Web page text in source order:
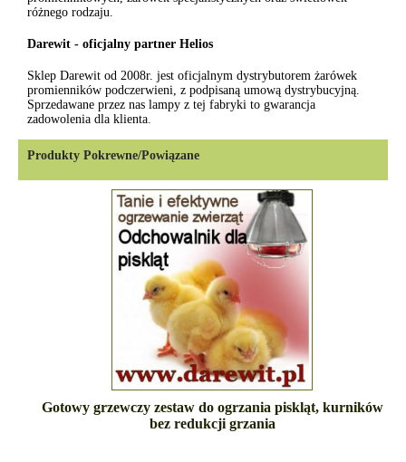
różnego rodzaju.
Darewit - oficjalny partner Helios
Sklep Darewit od 2008r. jest oficjalnym dystrybutorem żarówek
promienników podczerwieni, z podpisaną umową dystrybucyjną.
Sprzedawane przez nas lampy z tej fabryki to gwarancja
zadowolenia dla klienta.
Produkty Pokrewne/Powiązane
Gotowy grzewczy zestaw do ogrzania piskląt, kurników
bez redukcji grzania